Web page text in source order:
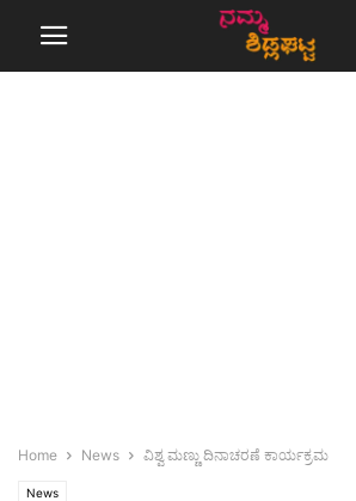
Home News ವಿಶ್ವ ಮಣ್ಣು ದಿನಾಚರಣೆ ಕಾರ್ಯಕ್ರಮ
News